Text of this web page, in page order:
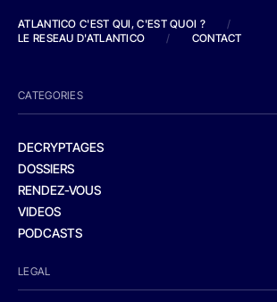
ATLANTICO C'EST QUI, C'EST QUOI ?
/
LE RESEAU D'ATLANTICO
/ CONTACT
CATEGORIES
DECRYPTAGES
DOSSIERS
RENDEZ-VOUS
VIDEOS
PODCASTS
LEGAL